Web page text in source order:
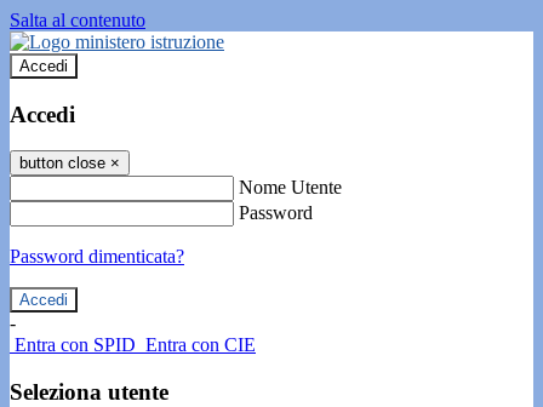
Salta al contenuto
Accedi
Accedi
button close ×
Nome Utente
Password
Password dimenticata?
-
Entra con SPID Entra con CIE
Seleziona utente